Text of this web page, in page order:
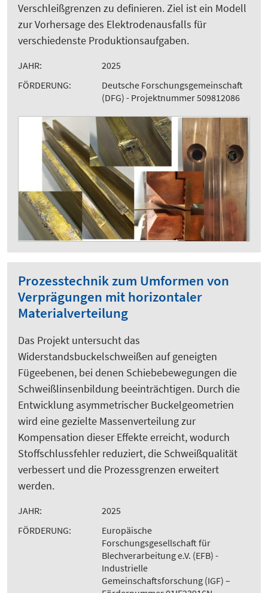
Verschleißgrenzen zu definieren. Ziel ist ein Modell
zur Vorhersage des Elektrodenausfalls für
verschiedenste Produktionsaufgaben.
JAHR:
2025
FÖRDERUNG:
Deutsche Forschungsgemeinschaft
(DFG) - Projektnummer 509812086
Prozesstechnik zum Umformen von
Verprägungen mit horizontaler
Materialverteilung
Das Projekt untersucht das
Widerstandsbuckelschweißen auf geneigten
Fügeebenen, bei denen Schiebebewegungen die
Schweißlinsenbildung beeinträchtigen. Durch die
Entwicklung asymmetrischer Buckelgeometrien
wird eine gezielte Massenverteilung zur
Kompensation dieser Effekte erreicht, wodurch
Stoffschlussfehler reduziert, die Schweißqualität
verbessert und die Prozessgrenzen erweitert
werden.
JAHR:
2025
FÖRDERUNG:
Europäische
Forschungsgesellschaft für
Blechverarbeitung e.V. (EFB) -
Industrielle
Gemeinschaftsforschung (IGF) –